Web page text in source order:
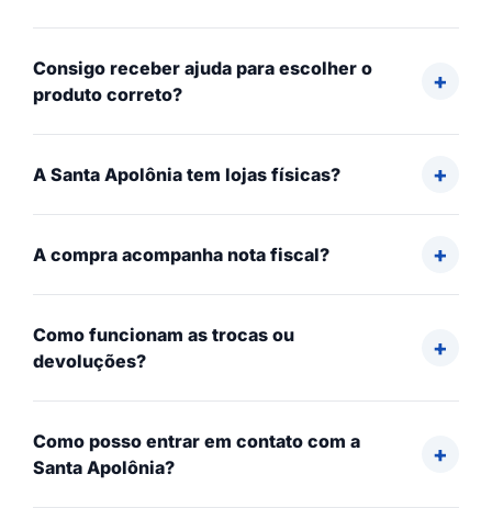
Consigo receber ajuda para escolher o
produto correto?
A Santa Apolônia tem lojas físicas?
A compra acompanha nota fiscal?
Como funcionam as trocas ou
devoluções?
Como posso entrar em contato com a
Santa Apolônia?